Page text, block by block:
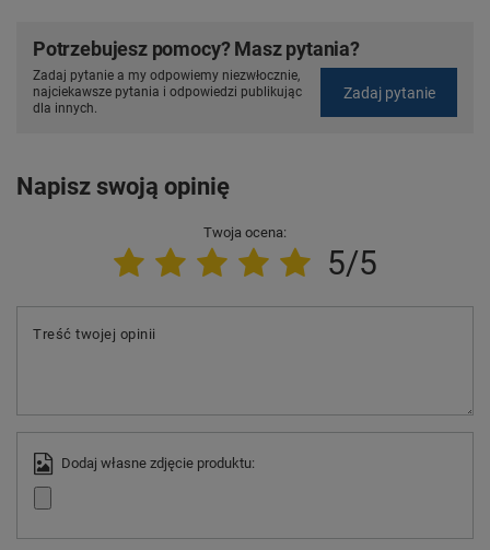
Potrzebujesz pomocy? Masz pytania?
Zadaj pytanie a my odpowiemy niezwłocznie,
najciekawsze pytania i odpowiedzi publikując
dla innych.
Zadaj pytanie
Napisz swoją opinię
Twoja ocena:
5/5
Treść twojej opinii
Dodaj własne zdjęcie produktu: